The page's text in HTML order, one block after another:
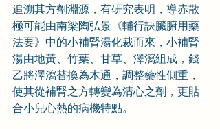
追溯其方劑淵源，有研究表明，導赤散
極可能由南梁陶弘景《輔行訣臟腑用藥
法要》中的小補腎湯化裁而來，小補腎
湯由地黃、竹葉、甘草、澤瀉組成，錢
乙將澤瀉替換為木通，調整藥性側重，
使其從補腎之方轉變為清心之劑，更貼
合小兒心熱的病機特點。